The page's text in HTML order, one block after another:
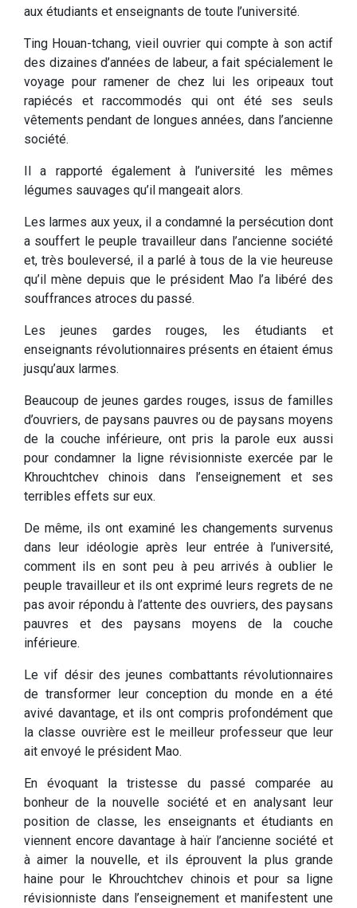
aux étudiants et enseignants de toute l’université.
Ting Houan-tchang, vieil ouvrier qui compte à son actif
des dizaines d’années de labeur, a fait spécialement le
voyage pour ramener de chez lui les oripeaux tout
rapiécés et raccommodés qui ont été ses seuls
vêtements pendant de longues années, dans l’ancienne
société.
Il a rapporté également à l’université les mêmes
légumes sauvages qu’il mangeait alors.
Les larmes aux yeux, il a condamné la persécution dont
a souffert le peuple travailleur dans l’ancienne société
et, très bouleversé, il a parlé à tous de la vie heureuse
qu’il mène depuis que le président Mao l’a libéré des
souffrances atroces du passé.
Les jeunes gardes rouges, les étudiants et
enseignants révolutionnaires présents en étaient émus
jusqu’aux larmes.
Beaucoup de jeunes gardes rouges, issus de familles
d’ouvriers, de paysans pauvres ou de paysans moyens
de la couche inférieure, ont pris la parole eux aussi
pour condamner la ligne révisionniste exercée par le
Khrouchtchev chinois dans l’enseignement et ses
terribles effets sur eux.
De même, ils ont examiné les changements survenus
dans leur idéologie après leur entrée à l’université,
comment ils en sont peu à peu arrivés à oublier le
peuple travailleur et ils ont exprimé leurs regrets de ne
pas avoir répondu à l’attente des ouvriers, des paysans
pauvres et des paysans moyens de la couche
inférieure.
Le vif désir des jeunes combattants révolutionnaires
de transformer leur conception du monde en a été
avivé davantage, et ils ont compris profondément que
la classe ouvrière est le meilleur professeur que leur
ait envoyé le président Mao.
En évoquant la tristesse du passé comparée au
bonheur de la nouvelle société et en analysant leur
position de classe, les enseignants et étudiants en
viennent encore davantage à haïr l’ancienne société et
à aimer la nouvelle, et ils éprouvent la plus grande
haine pour le Khrouchtchev chinois et pour sa ligne
révisionniste dans l’enseignement et manifestent une